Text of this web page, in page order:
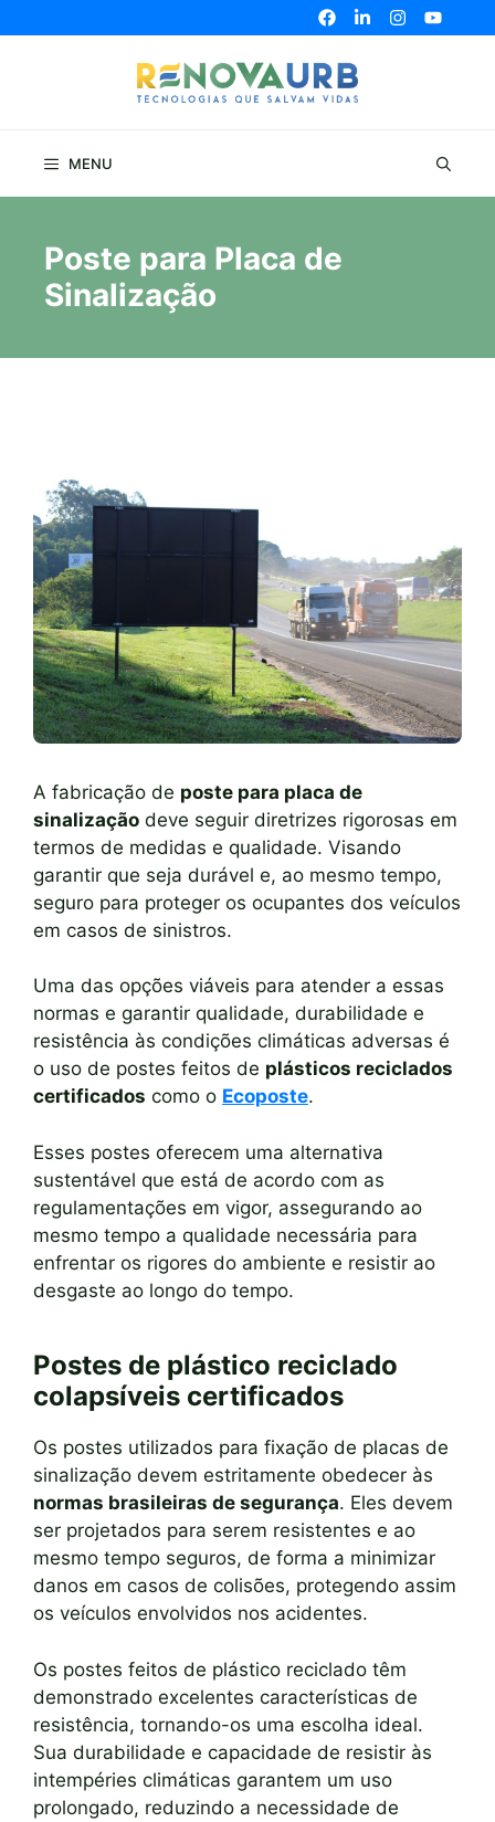
para
MENU
Poste para Placa de
Sinalização
A fabricação de poste para placa de
sinalização deve seguir diretrizes rigorosas em
termos de medidas e qualidade. Visando
garantir que seja durável e, ao mesmo tempo,
seguro para proteger os ocupantes dos veículos
em casos de sinistros.
Uma das opções viáveis para atender a essas
normas e garantir qualidade, durabilidade e
resistência às condições climáticas adversas é
o uso de postes feitos de plásticos reciclados
certificados como o Ecoposte.
Esses postes oferecem uma alternativa
sustentável que está de acordo com as
regulamentações em vigor, assegurando ao
mesmo tempo a qualidade necessária para
enfrentar os rigores do ambiente e resistir ao
desgaste ao longo do tempo.
Postes de plástico reciclado
colapsíveis certificados
Os postes utilizados para fixação de placas de
sinalização devem estritamente obedecer às
normas brasileiras de segurança. Eles devem
ser projetados para serem resistentes e ao
mesmo tempo seguros, de forma a minimizar
danos em casos de colisões, protegendo assim
os veículos envolvidos nos acidentes.
Os postes feitos de plástico reciclado têm
demonstrado excelentes características de
resistência, tornando-os uma escolha ideal.
Sua durabilidade e capacidade de resistir às
intempéries climáticas garantem um uso
prolongado, reduzindo a necessidade de